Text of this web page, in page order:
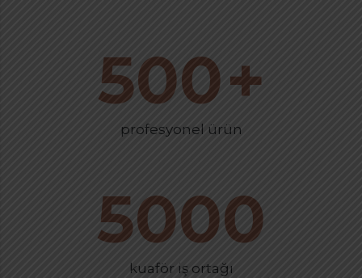
500+
profesyonel ürün
5000
kuaför iş ortağı